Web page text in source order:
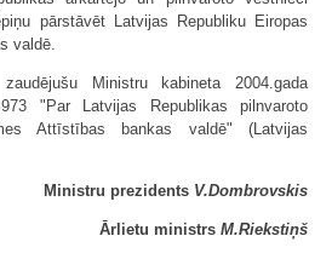
pārstāvēt Latvijas Republiku Eiropas
valdē.
Ministru kabineta 2004.gada
"Par Latvijas Republikas pilnvaroto
Attīstības bankas valdē" (Latvijas
Ministru prezidents V.Dombrovskis
Ārlietu ministrs M.Riekstiņš